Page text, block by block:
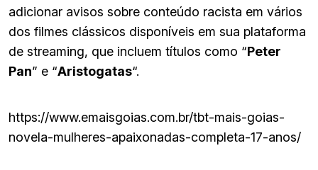
adicionar avisos sobre conteúdo racista em vários
dos filmes clássicos disponíveis em sua plataforma
de streaming, que incluem títulos como “Peter
Pan” e “Aristogatas“.
https://www.emaisgoias.com.br/tbt-mais-goias-
novela-mulheres-apaixonadas-completa-17-anos/